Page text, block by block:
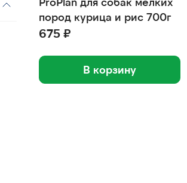
пород курица и рис 700г
675 ₽
В корзину